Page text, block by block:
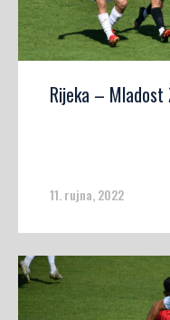
Rijeka – Mladost
11. rujna, 2022